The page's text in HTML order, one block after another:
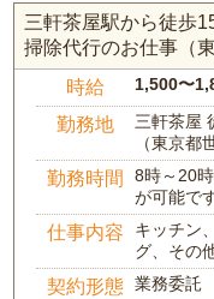
三軒茶屋駅から徒歩
掃除代行のお仕事（
時給 1,500〜
勤務地
三軒茶屋
（東京都
勤務時間
8時～20
が可能で
仕事内容
キッチン
グ、その
契約形態 業務委託